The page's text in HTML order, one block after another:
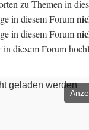
zu Themen in
in diesem Forum
in diesem Forum
diesem Forum